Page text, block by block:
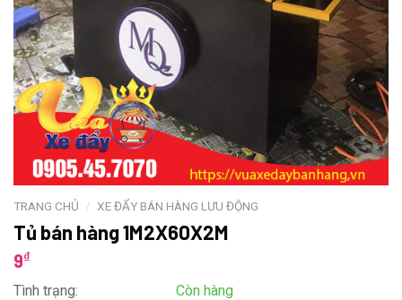
TRANG CHỦ / XE ĐẨY BÁN HÀNG LƯU ĐỘNG
Tủ bán hàng 1M2X60X2M
9₫
Tình trạng:
Còn hàng